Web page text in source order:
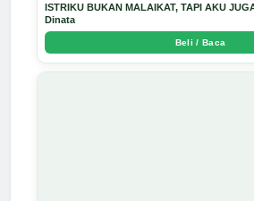
ISTRIKU BUKAN MALAIKAT, TAPI AKU
Dinata
Beli / Baca